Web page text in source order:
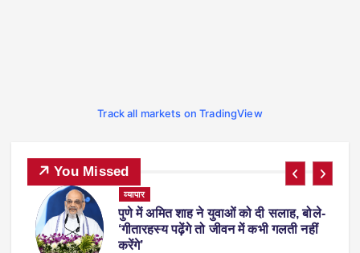
Track all markets on TradingView
You Missed
ट्रेंडिंग
फीफा वर्ल्ड कप 2026 से लौटते समय एरलिंग
हालैंड अपने साथ ले आए ‘व्हिस्की रैकून’, वजह
जानकर रह जाएंगे हैरान